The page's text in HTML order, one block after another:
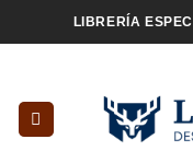
al
LIBRERÍA